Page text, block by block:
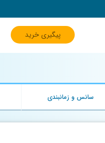
پیگیری خرید
سانس و زمانبندی